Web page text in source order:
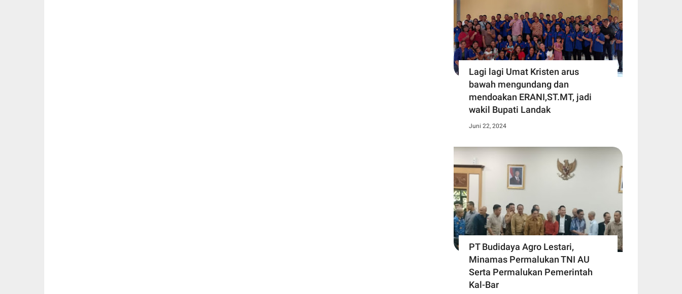
Lagi lagi Umat Kristen arus
bawah mengundang dan
mendoakan ERANI,ST.MT, jadi
wakil Bupati Landak
Juni 22, 2024
PT Budidaya Agro Lestari,
Minamas Permalukan TNI AU
Serta Permalukan Pemerintah
Kal-Bar